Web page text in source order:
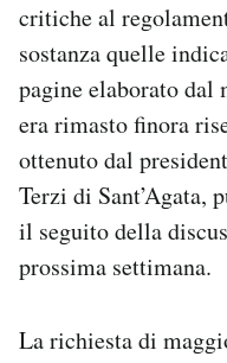
critiche al
sostanza quelle
pagine elaborato dal
era rimasto finora
ottenuto dal
Terzi di Sant’Agata,
il seguito della
prossima settimana.
La richiesta di